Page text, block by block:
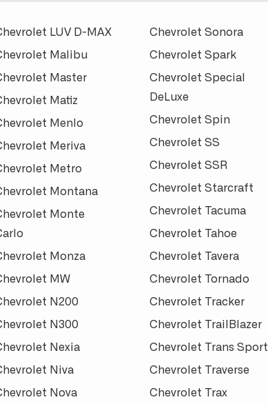
LUV D-MAX
Malibu
Master
Matiz
Menlo
Meriva
Metro
Montana
Monte
Monza
MW
N200
N300
Nexia
Niva
Nova
Chevrolet Sonora
Chevrolet Spark
Chevrolet Special
DeLuxe
Chevrolet Spin
Chevrolet SS
Chevrolet SSR
Chevrolet Starcraft
Chevrolet Tacuma
Chevrolet Tahoe
Chevrolet Tavera
Chevrolet Tornado
Chevrolet Tracker
Chevrolet TrailBlazer
Chevrolet Trans Sport
Chevrolet Traverse
Chevrolet Trax